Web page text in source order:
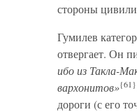
стороны
Гумилев
отвергает. Он
ибо из Такла-
вархонитов»{61}
дороги (с его